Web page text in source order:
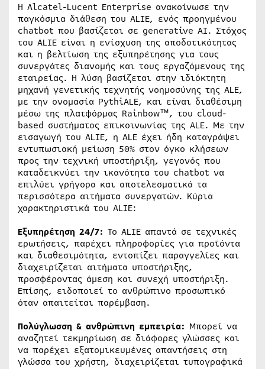
Η Alcatel-Lucent Enterprise ανακοίνωσε την
παγκόσμια διάθεση του ALIE, ενός προηγμένου
chatbot που βασίζεται σε generative AI. Στόχος
του ALIE είναι η ενίσχυση της αποδοτικότητας
και η βελτίωση της εξυπηρέτησης για τους
συνεργάτες διανομής και τους εργαζόμενους της
εταιρείας. Η λύση βασίζεται στην ιδιόκτητη
μηχανή γενετικής τεχνητής νοημοσύνης της ALE,
με την ονομασία PythiALE, και είναι διαθέσιμη
μέσω της πλατφόρμας Rainbow™, του cloud-
based συστήματος επικοινωνίας της ALE. Με την
εισαγωγή του ALIE, η ALE έχει ήδη καταγράψει
εντυπωσιακή μείωση 50% στον όγκο κλήσεων
προς την τεχνική υποστήριξη, γεγονός που
καταδεικνύει την ικανότητα του chatbot να
επιλύει γρήγορα και αποτελεσματικά τα
περισσότερα αιτήματα συνεργατών. Κύρια
χαρακτηριστικά του ALIE:
Εξυπηρέτηση 24/7: Το ALIE απαντά σε τεχνικές
ερωτήσεις, παρέχει πληροφορίες για προϊόντα
και διαθεσιμότητα, εντοπίζει παραγγελίες και
διαχειρίζεται αιτήματα υποστήριξης,
προσφέροντας άμεση και συνεχή υποστήριξη.
Επίσης, ειδοποιεί το ανθρώπινο προσωπικό
όταν απαιτείται παρέμβαση.
Πολύγλωσση & ανθρώπινη εμπειρία: Μπορεί να
αναζητεί τεκμηρίωση σε διάφορες γλώσσες και
να παρέχει εξατομικευμένες απαντήσεις στη
γλώσσα του χρήστη, διαχειρίζεται τυπογραφικά